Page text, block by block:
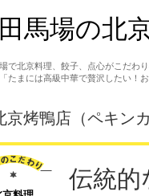
馬場の北
で北京料理、餃子、点心がこだわ
たまには高級中華で贅沢したい！
京烤鴨店（ペキン
伝統的